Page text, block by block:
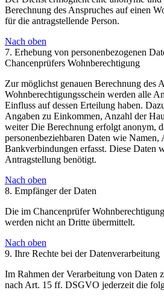
Berechnung des Anspruches auf einen
für die antragstellende Person.
Nach oben
7. Erhebung von personenbezogenen
Chancenprüfers Wohnberechtigung
Zur möglichst genauen Berechnung des
Wohnberechtigungsschein werden alle
Einfluss auf dessen Erteilung haben.
Angaben zu Einkommen, Anzahl der
weiter Die Berechnung erfolgt anonym,
personenbeziehbaren Daten wie Namen,
Bankverbindungen erfasst. Diese Daten
Antragstellung benötigt.
Nach oben
8. Empfänger der Daten
Die im Chancenprüfer
werden nicht an Dritte übermittelt.
Nach oben
9. Ihre Rechte bei der Datenverarbeitung
Im Rahmen der Verarbeitung von Daten
nach Art. 15 ff. DSGVO jederzeit die